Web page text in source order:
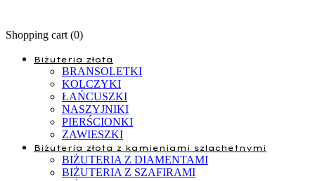
Shopping cart (0)
Biżuteria złota
BRANSOLETKI
KOLCZYKI
ŁAŃCUSZKI
NASZYJNIKI
PIERŚCIONKI
ZAWIESZKI
Biżuteria złota z kamieniami szlachetnymi
BIŻUTERIA Z DIAMENTAMI
BIŻUTERIA Z SZAFIRAMI